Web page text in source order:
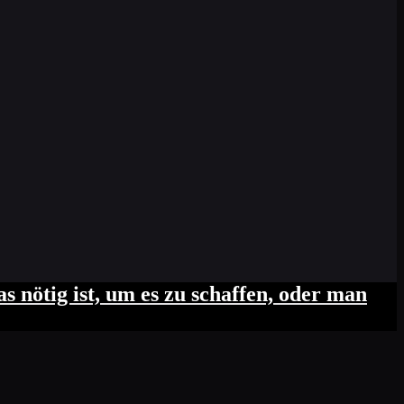
nötig ist, um es zu schaffen, oder man